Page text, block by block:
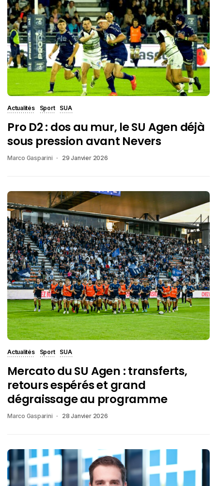
Actualités Sport SUA
Pro D2 : dos au mur, le SU Agen déjà
sous pression avant Nevers
Marco Gasparini 29 Janvier 2026
Actualités Sport SUA
Mercato du SU Agen : transferts,
retours espérés et grand
dégraissage au programme
Marco Gasparini 28 Janvier 2026